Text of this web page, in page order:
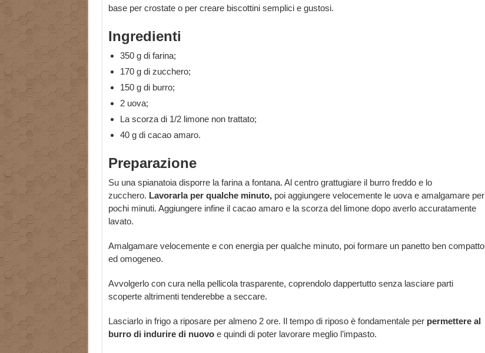
base per crostate o per creare biscottini semplici e gustosi.
Ingredienti
350 g di farina;
170 g di zucchero;
150 g di burro;
2 uova;
La scorza di 1/2 limone non trattato;
40 g di cacao amaro.
Preparazione
Su una spianatoia disporre la farina a fontana. Al centro grattugiare il burro freddo e lo
zucchero. Lavorarla per qualche minuto,poi aggiungere velocemente le uova e amalgamare per
pochi minuti. Aggiungere infine il cacao amaro e la scorza del limone dopo averlo accuratamente
lavato.
Amalgamare velocemente e con energia per qualche minuto, poi formare un panetto ben compatto
ed omogeneo.
Avvolgerlo con cura nella pellicola trasparente, coprendolo dappertutto senza lasciare parti
scoperte altrimenti tenderebbe a seccare.
Lasciarlo in frigo a riposare per almeno 2 ore. Il tempo di riposo è fondamentale perpermettere al
burro di indurire di nuovoe quindi di poter lavorare meglio l’impasto.